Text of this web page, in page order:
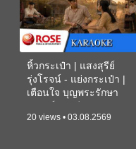
หิ้วกระเป๋า | แสงสุรีย์
รุ่งโรจน์ - แย่งกระเป๋า |
เตือนใจ บุญพระรักษา
20 views • 03.08.2569